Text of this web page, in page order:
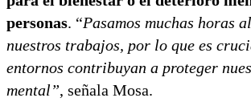
personas. “Pasamos muchas horas
nuestros trabajos, por lo que es
entornos contribuyan a proteger
mental”, señala Mosa.